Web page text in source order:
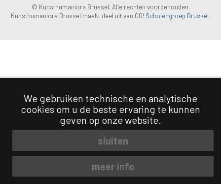
We gebruiken technische en analytische
cookies om u de beste ervaring te kunnen
geven op onze website.
sluiten
meer info
© Kunsthumaniora Brussel. Alle rechten voorbehouden.
Kunsthumaniora Brussel maakt deel uit van GO! Scholengroep Brussel.